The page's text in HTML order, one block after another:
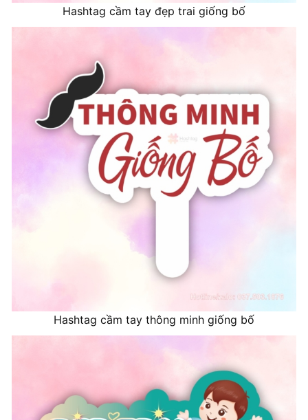
Hashtag cầm tay đẹp trai giống bố
Hashtag cầm tay thông minh giống bố